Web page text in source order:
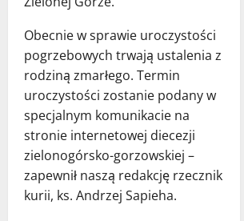
Obecnie w sprawie uroczystości
pogrzebowych trwają ustalenia z
rodziną zmarłego. Termin
uroczystości zostanie podany w
specjalnym komunikacie na
stronie internetowej diecezji
zielonogórsko-gorzowskiej –
zapewnił naszą redakcję rzecznik
kurii, ks. Andrzej Sapieha.